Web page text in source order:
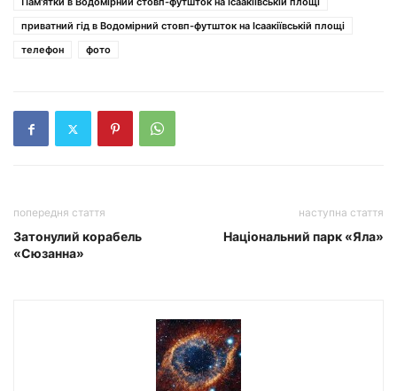
приватний гід в Водомірний стовп-футшток на Ісаакіївській площі
телефон
фото
попередня стаття
Затонулий корабель
«Сюзанна»
наступна стаття
Національний парк «Яла»